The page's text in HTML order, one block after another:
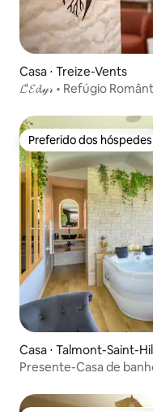
Casa ⋅ Treize-Vents
𝓛'𝓔𝓭𝓎𝓇 • Refúgio
Preferido dos hóspedes
Preferido dos hóspedes
Casa ⋅ Talmont-Saint-
Presente-Casa de